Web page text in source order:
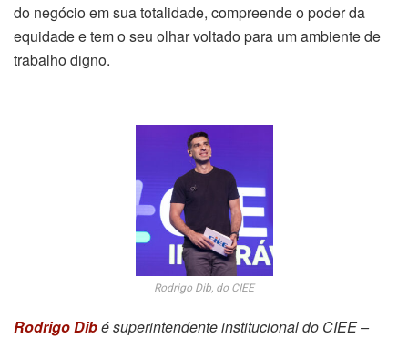
do negócio em sua totalidade, compreende o poder da
equidade e tem o seu olhar voltado para um ambiente de
trabalho digno.
Rodrigo Dib, do CIEE
Rodrigo Dibé superintendente institucional do CIEE –